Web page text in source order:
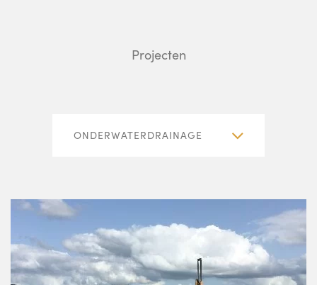
Projecten
ONDERWATERDRAINAGE